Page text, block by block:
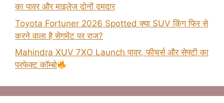
का पावर और माइलेज दोनों दमदार
Toyota Fortuner 2026 Spotted क्या SUV किंग फिर से
करने वाला है सेगमेंट पर राज?
Mahindra XUV 7XO Launch पावर, फीचर्स और सेफ्टी का
परफेक्ट कॉम्बो